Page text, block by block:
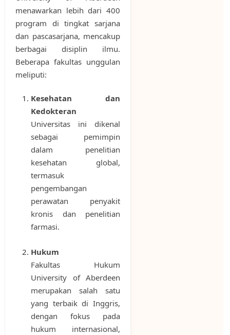
menawarkan lebih dari 400
program di tingkat sarjana
dan pascasarjana, mencakup
berbagai disiplin ilmu.
Beberapa fakultas unggulan
meliputi:
Kesehatan dan
Kedokteran
Universitas ini dikenal
sebagai pemimpin
dalam penelitian
kesehatan global,
termasuk
pengembangan
perawatan penyakit
kronis dan penelitian
farmasi.
Hukum
Fakultas Hukum
University of Aberdeen
merupakan salah satu
yang terbaik di Inggris,
dengan fokus pada
hukum internasional,